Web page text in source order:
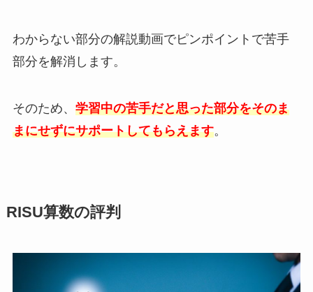
わからない部分の解説動画でピンポイントで苦手
部分を解消します。
そのため、 学習中の苦手だと思った部分をそのま
まにせずにサポートしてもらえます。
RISU算数の評判